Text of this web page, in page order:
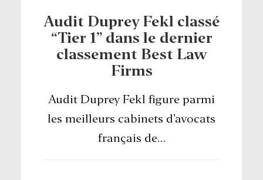
Audit Duprey Fekl classé
“Tier 1” dans le dernier
classement Best Law
Firms
Audit Duprey Fekl figure parmi
les meilleurs cabinets d’avocats
français de…